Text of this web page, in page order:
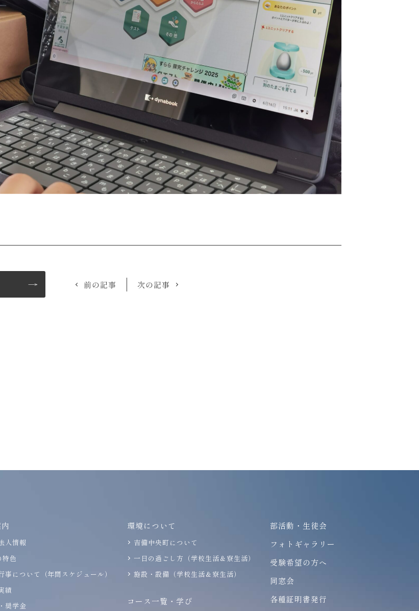
前の記事 次の記事
人情報
特色
事について（年間スケジュール）
績
奨学金
環境について
吉備中央町について
一日の過ごし方（学校生活＆寮生活）
施設・設備（学校生活＆寮生活）
コース一覧・学び
部活動・生徒会
フォトギャラリー
受験希望の方へ
同窓会
各種証明書発行